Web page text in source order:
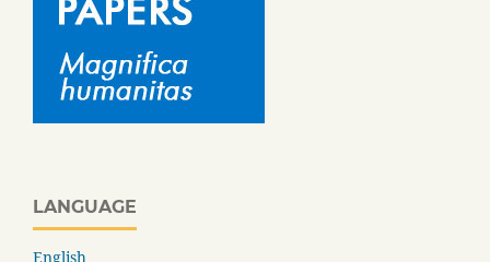
LANGUAGE
English